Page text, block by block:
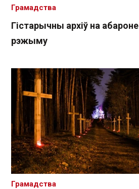
Гістарычны архіў на
рэжыму
Грамадства
Грамадства